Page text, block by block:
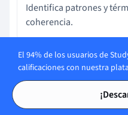
Identifica patrones y
coherencia.
¿Cómo se utiliza la
Para asegurar que el
extenso del lenguaje de
El 94% de los usuarios de
calificaciones con nuestra